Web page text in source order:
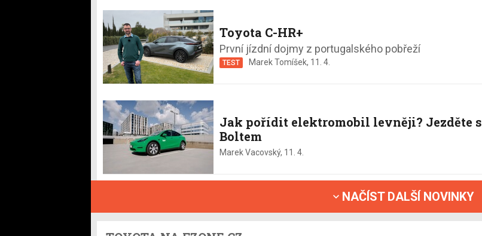
Toyota C-HR+
První jízdní dojmy z portugalského pobřeží
TEST Marek Tomíšek, 11. 4.
Jak pořídit elektromobil levněji? Jezděte s
Boltem
Marek Vacovský, 11. 4.
NAČÍST DALŠÍ NOVINKY